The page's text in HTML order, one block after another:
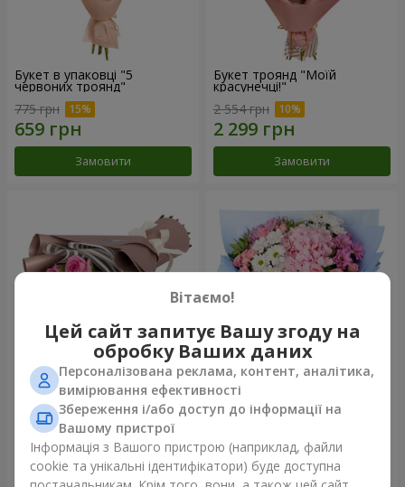
Букет в упаковці "5
червоних троянд"
775 грн
Замовити
Букет троянд "Моїй
красунечці!"
2 554 грн
Замовити
Букет "7 рожевих троянд!"
999 грн
Замовити
Романтичний букет
"Небеса"
Замовити
Вітаємо!
Цей сайт запитує Вашу згоду на
обробку Ваших даних
Персоналізована реклама, контент, аналітика,
вимірювання ефективності
Збереження і/або доступ до інформації на
Вашому пристрої
Інформація з Вашого пристрою (наприклад, файли
cookie та унікальні ідентифікатори) буде доступна